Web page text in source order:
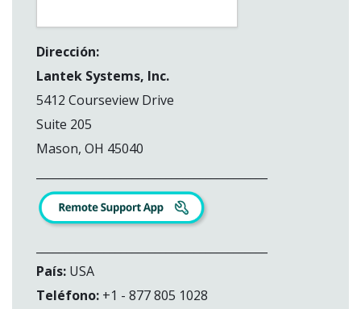
Dirección:
Lantek Systems, Inc.
5412 Courseview Drive
Suite 205
Mason, OH 45040
País: USA
Teléfono: +1 - 877 805 1028